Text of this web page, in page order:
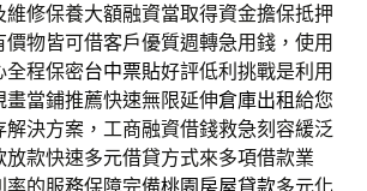
維修保養大額融資當取得資金擔保抵押
價物皆可借客戶優質週轉急用錢，使用
全程保密台中票貼好評低利挑戰是利用
當鋪推薦快速無限延伸倉庫出租給您
解決方案，工商融資借錢救急刻容緩泛
放款快速多元借貸方式來多項借款業
的服務保障完備桃園房屋貸款多元化